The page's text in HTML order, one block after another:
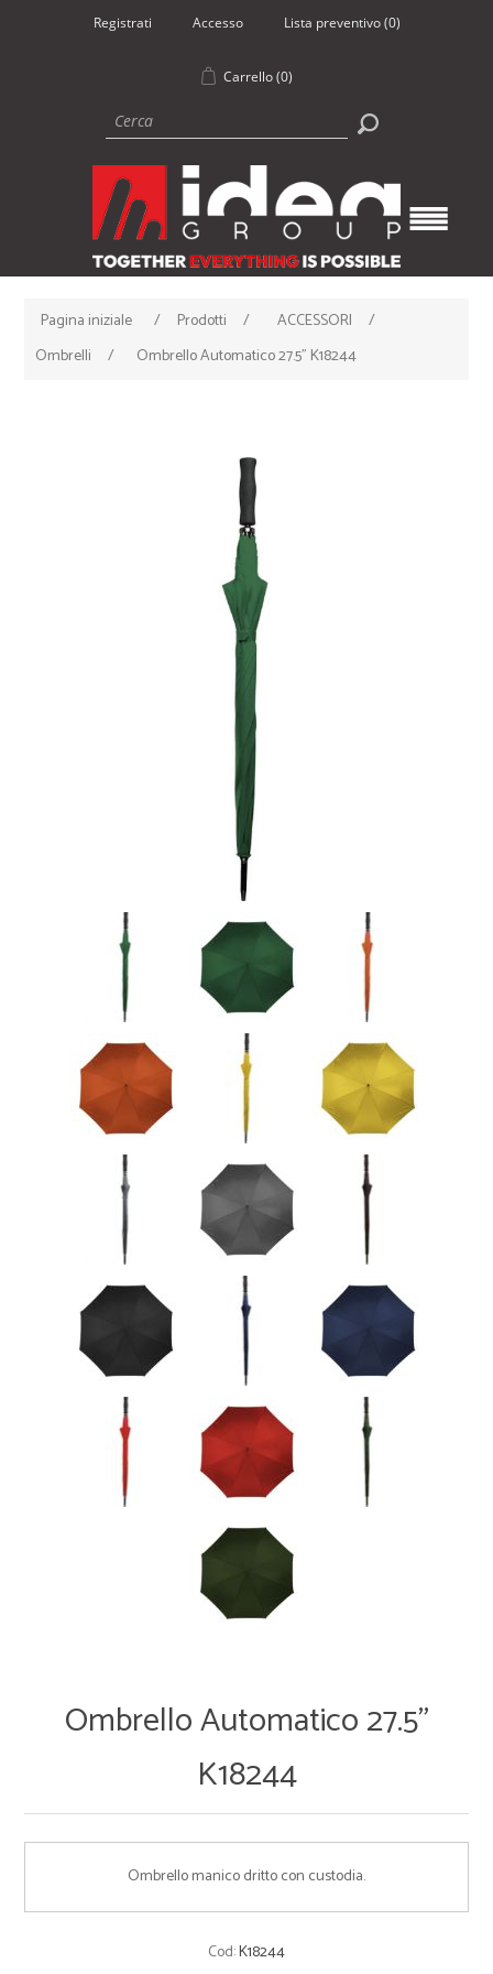
Registrati Accesso Lista preventivo (0)
Carrello (0)
Pagina iniziale / Prodotti / ACCESSORI
/
Ombrelli
/ Ombrello Automatico 27.5" K18244
Ombrello Automatico 27.5"
K18244
Ombrello manico dritto con custodia.
Cod:K18244